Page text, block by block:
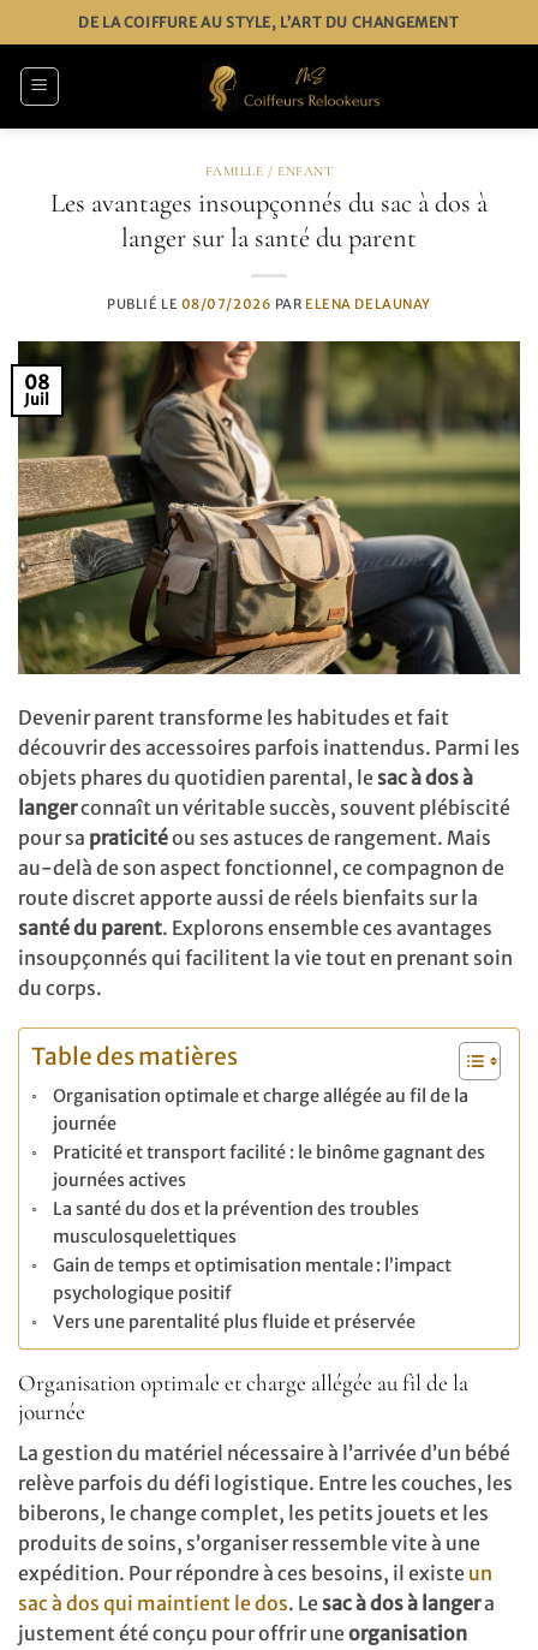
au
contenu
DE LA COIFFURE AU STYLE, L’ART DU CHANGEMENT
FAMILLE / ENFANT
Les avantages insoupçonnés du sac à dos à
langer sur la santé du parent
PUBLIÉ LE 08/07/2026 PAR ELENA DELAUNAY
08
Juil
Devenir parent transforme les habitudes et fait
découvrir des accessoires parfois inattendus. Parmi les
objets phares du quotidien parental, le sac à dos à
langerconnaît un véritable succès, souvent plébiscité
pour sa praticitéou ses astuces de rangement. Mais
au-delà de son aspect fonctionnel, ce compagnon de
route discret apporte aussi de réels bienfaits sur la
santé du parent. Explorons ensemble ces avantages
insoupçonnés qui facilitent la vie tout en prenant soin
du corps.
Table des matières
Organisation optimale et charge allégée au fil de la
journée
Praticité et transport facilité : le binôme gagnant des
journées actives
La santé du dos et la prévention des troubles
musculosquelettiques
Gain de temps et optimisation mentale : l’impact
psychologique positif
Vers une parentalité plus fluide et préservée
Organisation optimale et charge allégée au fil de la
journée
La gestion du matériel nécessaire à l’arrivée d’un bébé
relève parfois du défi logistique. Entre les couches, les
biberons, le change complet, les petits jouets et les
produits de soins, s’organiser ressemble vite à une
expédition. Pour répondre à ces besoins, il existe un
sac à dos qui maintient le dos. Le sac à dos à langera
justement été conçu pour offrir uneorganisation